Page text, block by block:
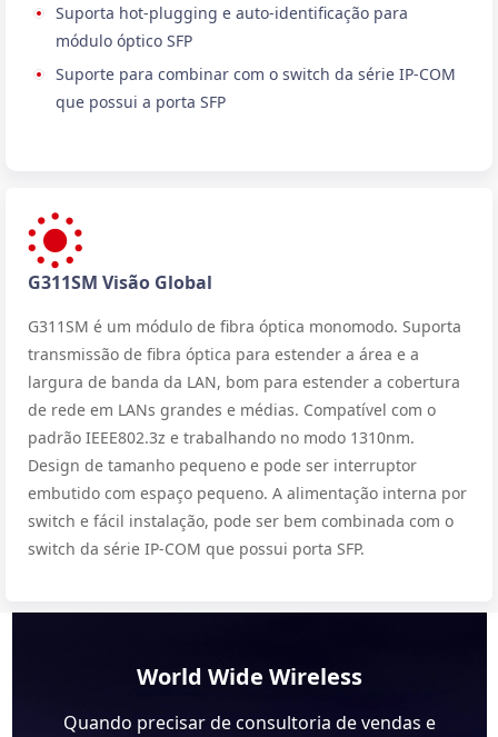
Suporta hot-plugging e auto-identificação para
módulo óptico SFP
Suporte para combinar com o switch da série IP-COM
que possui a porta SFP
G311SM Visão Global
G311SM é um módulo de fibra óptica monomodo. Suporta
transmissão de fibra óptica para estender a área e a
largura de banda da LAN, bom para estender a cobertura
de rede em LANs grandes e médias. Compatível com o
padrão IEEE802.3z e trabalhando no modo 1310nm.
Design de tamanho pequeno e pode ser interruptor
embutido com espaço pequeno. A alimentação interna por
switch e fácil instalação, pode ser bem combinada com o
switch da série IP-COM que possui porta SFP.
World Wide Wireless
Quando precisar de consultoria de vendas e